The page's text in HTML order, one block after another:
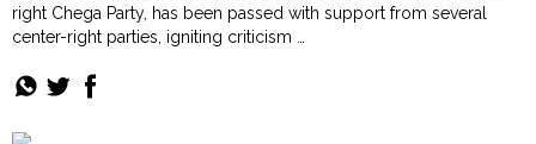
right Chega Party, has been passed with support from several
center-right parties, igniting criticism …